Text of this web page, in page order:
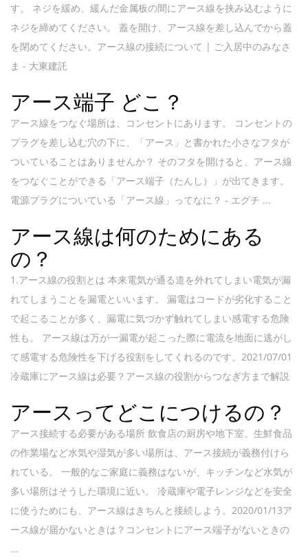
す。 ネジを緩め、緩んだ金属板の間にアース線を挟み込むように
ネジを締めてください。 蓋を開け、アース線を差し込んでから蓋
を閉めてください。アース線の接続について | ご入居中のみなさ
ま - 大東建託
アース端子 どこ？
アース線をつなぐ場所は、コンセントにあります。 コンセントの
プラグを差し込む穴の下に、「アース」と書かれた小さなフタが
ついていることはありませんか？ そのフタを開けると、アース線
をつなぐことができる「アース端子（たんし）」が出てきます。
電源プラグについている「アース線」ってなに？ - エグチ ...
アース線は何のためにある
の？
1.アース線の役割とは 本来電気が通る道を外れてしまい電気が漏
れてしまうことを漏電といいます。 漏電はコードが劣化すること
で起こることが多く、漏電に気づかず触れてしまい感電する危険
性も。 アース線は万が一漏電が起こった際に電流を地面に逃がし
て感電する危険性を下げる役割をしてくれるのです。2021/07/01
冷蔵庫にアース線は必要？アース線の役割からつなぎ方まで解説
アースってどこにつけるの？
アース接続する必要がある場所 飲食店の厨房や地下室、生鮮食品
の作業場など水気や湿気が多い場所は、アース接続が義務付けら
れている。 一般的なご家庭に義務はないが、キッチンなど水気が
多い場所はそうした環境に近い。 冷蔵庫や電子レンジなどを安全
に使うためにも、アース線はきちんと接続しよう。2020/01/13ア
ース線が届かないときは？コンセントにアース端子がないときの
...